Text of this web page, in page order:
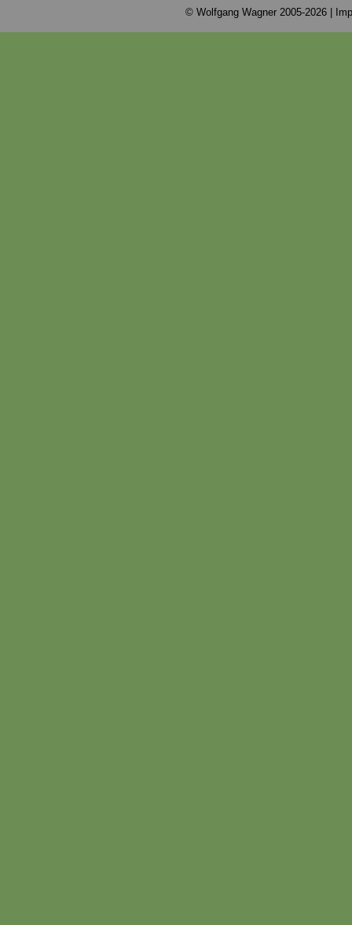
© Wolfgang Wagner 2005-2026 |